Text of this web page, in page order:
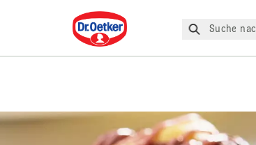
Dr. Oetker
Suche